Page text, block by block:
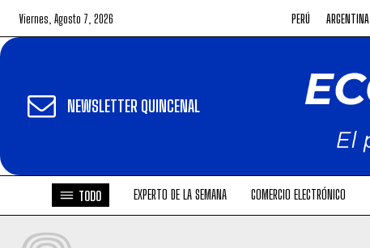
Viernes, Agosto 7, 2026 PERÚ ARGENTINA
NEWSLETTER QUINCENAL
TODO EXPERTO DE LA SEMANA COMERCIO ELECTRÓNICO